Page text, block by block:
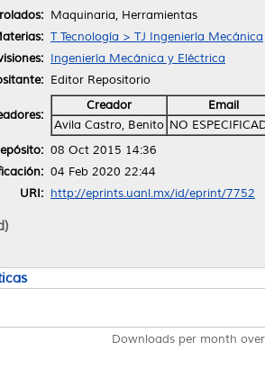
Maquinaria, Herramientas
T Tecnología > TJ Ingeniería Mecánica
Ingeniería Mecánica y Eléctrica
Editor Repositorio
Creador
Email
Avila Castro, Benito NO
08 Oct 2015 14:36
04 Feb 2020 22:44
URI: http://eprints.uanl.mx/id/eprint/7752
Downloads per month